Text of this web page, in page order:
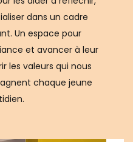
dans un cadre
Un espace pour
et avancer à leur
les valeurs qui nous
chaque jeune